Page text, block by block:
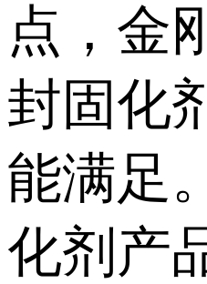
点，金
封固化
能满足
化剂产